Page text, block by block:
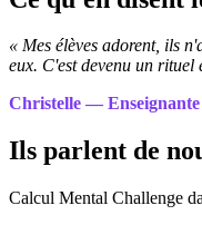
« Mes élèves adorent, ils
eux. C'est devenu un rituel
Christelle — Enseignante
Ils parlent de
Calcul Mental Challenge